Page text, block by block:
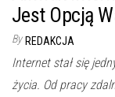
Jest Opcją
By REDAKCJA
Internet stał się
życia. Od pracy